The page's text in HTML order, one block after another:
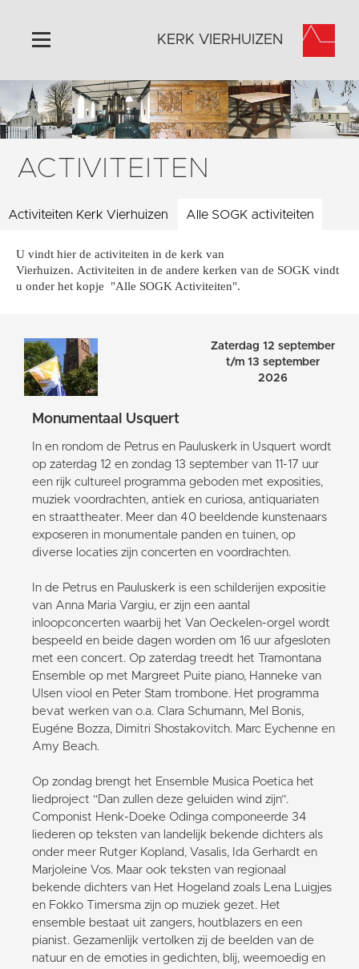
Home
Algemeen
Historie
Activiteiten
Contact
Vaktaal
KERK VIERHUIZEN
ACTIVITEITEN
Activiteiten Kerk Vierhuizen Alle SOGK activiteiten
U vindt hier de activiteiten in de kerk van
Vierhuizen. Activiteiten in de andere kerken van de SOGK vindt
u onder het kopje "Alle SOGK Activiteiten".
Zaterdag 12 september
t/m 13 september
2026
Monumentaal Usquert
In en rondom de Petrus en Pauluskerk in Usquert wordt
op zaterdag 12 en zondag 13 september van 11-17 uur
een rijk cultureel programma geboden met exposities,
muziek voordrachten, antiek en curiosa, antiquariaten
en straattheater. Meer dan 40 beeldende kunstenaars
exposeren in monumentale panden en tuinen, op
diverse locaties zijn concerten en voordrachten.
In de Petrus en Pauluskerk is een schilderijen expositie
van Anna Maria Vargiu, er zijn een aantal
inloopconcerten waarbij het Van Oeckelen-orgel wordt
bespeeld en beide dagen worden om 16 uur afgesloten
met een concert. Op zaterdag treedt het Tramontana
Ensemble op met Margreet Puite piano, Hanneke van
Ulsen viool en Peter Stam trombone. Het programma
bevat werken van o.a. Clara Schumann, Mel Bonis,
Eugéne Bozza, Dimitri Shostakovitch. Marc Eychenne en
Amy Beach.
Op zondag brengt het Ensemble Musica Poetica het
liedproject “Dan zullen deze geluiden wind zijn”.
Componist Henk-Doeke Odinga componeerde 34
liederen op teksten van landelijk bekende dichters als
onder meer Rutger Kopland, Vasalis, Ida Gerhardt en
Marjoleine Vos. Maar ook teksten van regionaal
bekende dichters van Het Hogeland zoals Lena Luigjes
en Fokko Timersma zijn op muziek gezet. Het
ensemble bestaat uit zangers, houtblazers en een
pianist. Gezamenlijk vertolken zij de beelden van de
natuur en de emoties in gedichten, blij, weemoedig en